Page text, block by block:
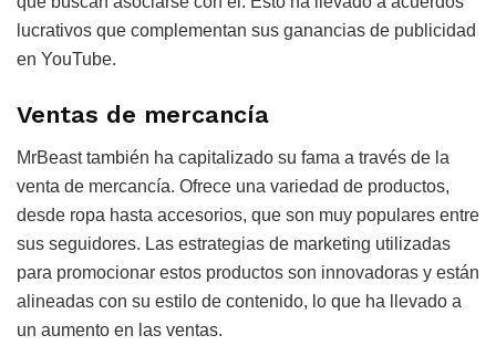
lucrativos que complementan sus ganancias de publicidad
en YouTube.
Ventas de mercancía
MrBeast también ha capitalizado su fama a través de la
venta de mercancía. Ofrece una variedad de productos,
desde ropa hasta accesorios, que son muy populares entre
sus seguidores. Las estrategias de marketing utilizadas
para promocionar estos productos son innovadoras y están
alineadas con su estilo de contenido, lo que ha llevado a
un aumento en las ventas.